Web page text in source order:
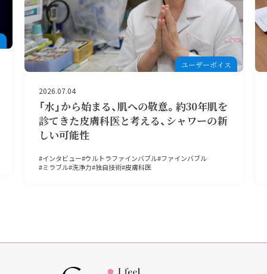
ユーザーボイス
2026.05.18
「見て、肌が違うでしょ！」約9割*が実感し
た心と体の変化。利用者様と介護スタッフ
に笑顔を広げた「泡の力」の真相
アクアブラスト ウルトラファインバブル どこでもミラバス
ファインバブル ミラバス ミラブル